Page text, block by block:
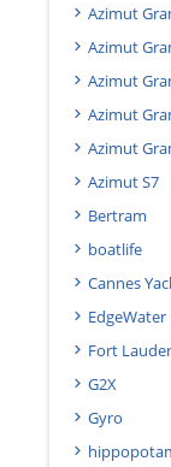
Azimut
Azimut
Azimut
Azimut
Azimut
Azimut S7
Bertram
boatlife
Cannes
EdgeWater
Fort
G2X
Gyro